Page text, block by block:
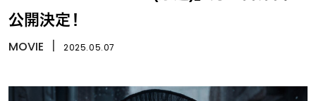
公開決定！
MOVIE 2025.05.07